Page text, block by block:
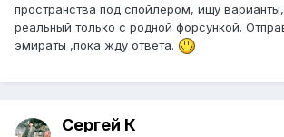
пространства под спойлером, ищу
реальный только с родной форсункой.
эмираты ,пока жду ответа.
Сергей К